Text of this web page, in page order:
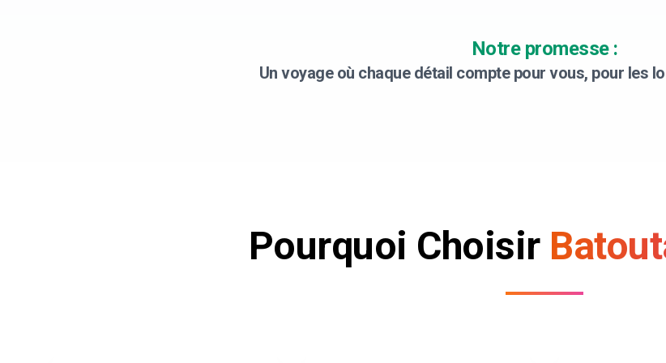
Notre promesse :
Un voyage où chaque détail compte pour vous, pour les
Pourquoi Choisir